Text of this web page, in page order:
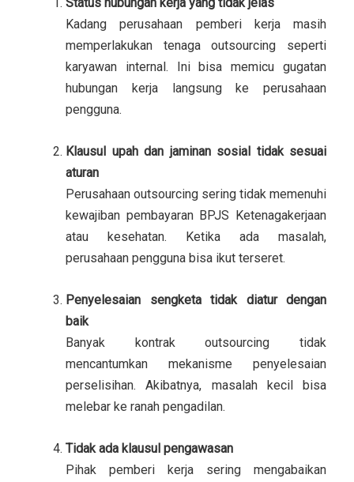
Kadang perusahaan pemberi kerja masih
memperlakukan tenaga outsourcing seperti
karyawan internal. Ini bisa memicu gugatan
hubungan kerja langsung ke perusahaan
pengguna.
Klausul upah dan jaminan sosial tidak sesuai
aturan
Perusahaan outsourcing sering tidak memenuhi
kewajiban pembayaran BPJS Ketenagakerjaan
atau kesehatan. Ketika ada masalah,
perusahaan pengguna bisa ikut terseret.
Penyelesaian sengketa tidak diatur dengan
baik
Banyak kontrak outsourcing tidak
mencantumkan mekanisme penyelesaian
perselisihan. Akibatnya, masalah kecil bisa
melebar ke ranah pengadilan.
Tidak ada klausul pengawasan
Pihak pemberi kerja sering mengabaikan